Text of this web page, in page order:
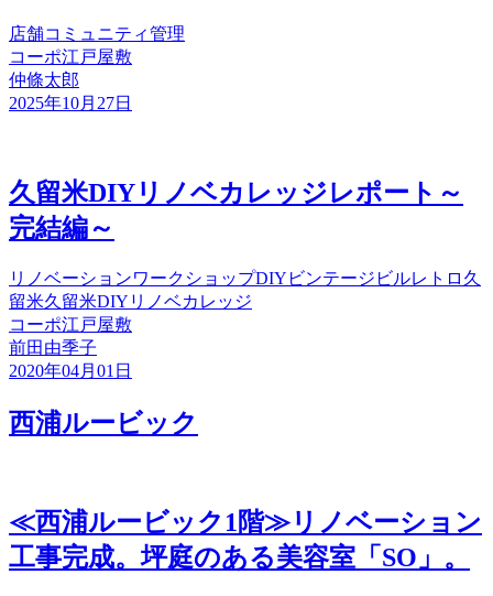
店舗コミュニティ管理
コーポ江戸屋敷
仲條太郎
2025年10月27日
久留米DIYリノベカレッジレポート～
完結編～
リノベーションワークショップDIY ビンテージビルレトロ 久
留米久留米DIYリノベカレッジ
コーポ江戸屋敷
前田由季子
2020年04月01日
西浦ルービック
≪西浦ルービック1階≫リノベーション
工事完成。坪庭のある美容室「SO」。